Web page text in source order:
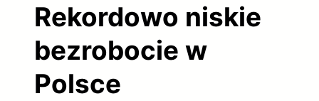
Rekordowo niskie
bezrobocie w
Polsce